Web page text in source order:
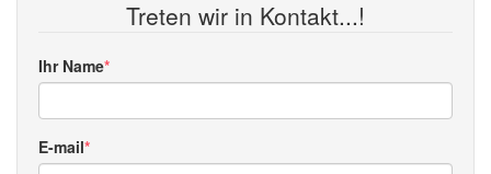
Treten wir in Kontakt...!
Ihr Name
E-mail